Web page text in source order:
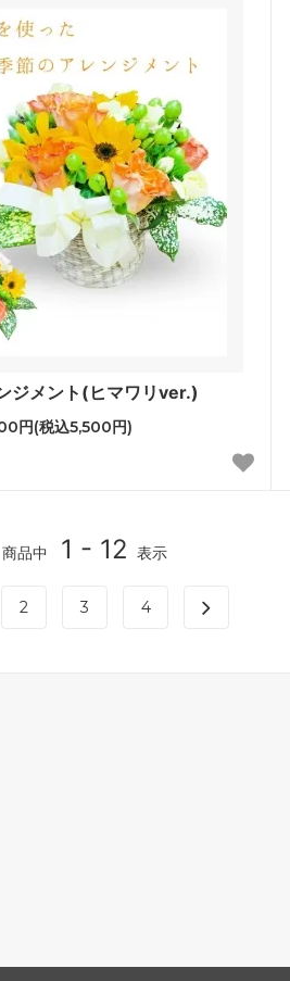
ジメント(ヒマワリver.)
円(税込5,500円)
商品中 1 - 12 表示
2 3 4